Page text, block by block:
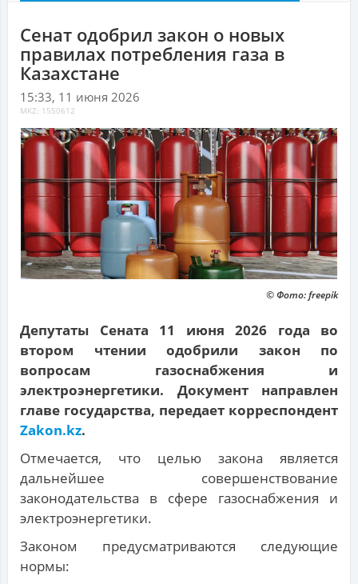
Сенат одобрил закон о новых
правилах потребления газа в
Казахстане
15:33, 11 июня 2026
MKZ: 1550612
© Фото: freepik
Депутаты Сената 11 июня 2026 года во
втором чтении одобрили закон по
вопросам газоснабжения и
электроэнергетики. Документ направлен
главе государства, передает корреспондент
Zakon.kz.
Отмечается, что целью закона является
дальнейшее совершенствование
законодательства в сфере газоснабжения и
электроэнергетики.
Законом предусматриваются следующие
нормы: